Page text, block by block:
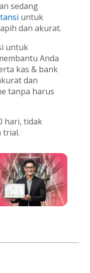
sedang
untuk
dan akurat.
untuk
Anda
kas & bank
dan
tanpa harus
hari, tidak
trial.